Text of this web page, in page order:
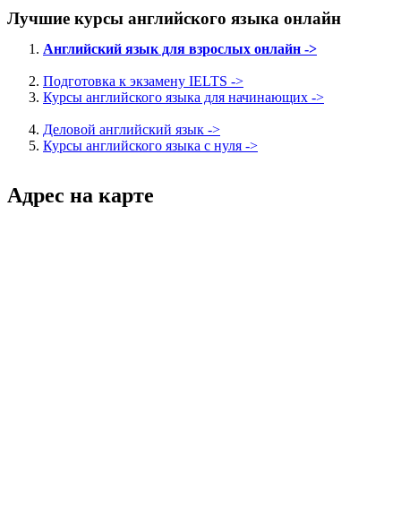
Лучшие курсы английского языка онлайн
Английский язык для взрослых онлайн ->
Подготовка к экзамену IELTS ->
Курсы английского языка для начинающих ->
Деловой английский язык ->
Курсы английского языка с нуля ->
Адрес на карте